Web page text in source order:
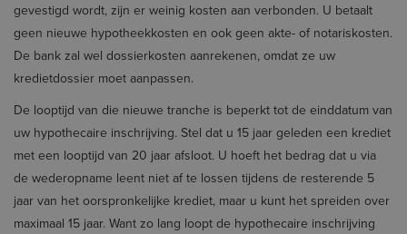
gevestigd wordt, zijn er weinig kosten aan verbonden. U betaalt
geen nieuwe hypotheekkosten en ook geen akte- of notariskosten.
De bank zal wel dossierkosten aanrekenen, omdat ze uw
kredietdossier moet aanpassen.
De looptijd van die nieuwe tranche is beperkt tot de einddatum van
uw hypothecaire inschrijving. Stel dat u 15 jaar geleden een krediet
met een looptijd van 20 jaar afsloot. U hoeft het bedrag dat u via
de wederopname leent niet af te lossen tijdens de resterende 5
jaar van het oorspronkelijke krediet, maar u kunt het spreiden over
maximaal 15 jaar. Want zo lang loopt de hypothecaire inschrijving